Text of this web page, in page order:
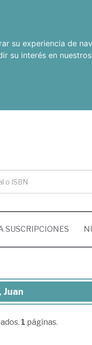
su experiencia de
su interés en
SUSCRIPCIONES
Juan
1 páginas.